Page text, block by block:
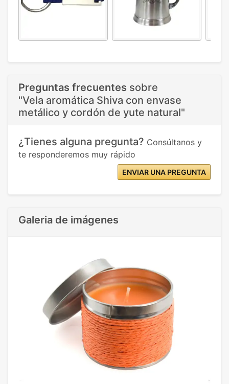
Preguntas frecuentes sobre
"Vela aromática Shiva con envase
metálico y cordón de yute natural"
¿Tienes alguna pregunta? Consúltanos y
te responderemos muy rápido
ENVIAR UNA PREGUNTA
Galeria de imágenes